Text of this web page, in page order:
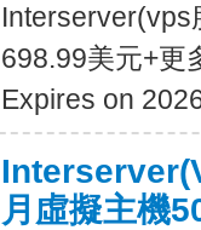
Interserver(vps
698.99美元+更
Expires on
月虛擬主機